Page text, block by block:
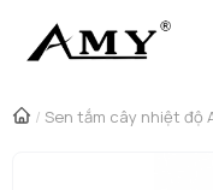
/ Sen tắm cây nhiệt độ